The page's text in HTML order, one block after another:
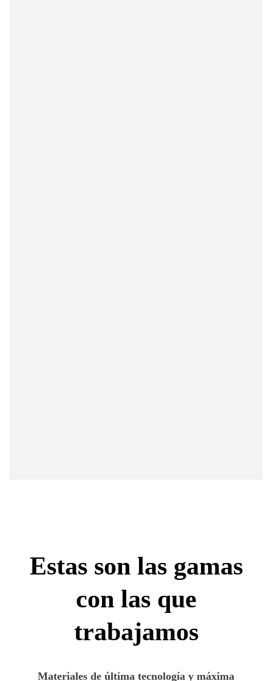
Estas son las gamas
con las que
trabajamos
Materiales de última tecnología y máxima